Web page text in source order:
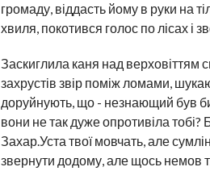
громаду, віддасть йому в руки на
хвиля, покотився голос по лісах і
Заскиглила каня над верховіттям
захрустів звір поміж ломами,
доруйнують, що - незнающий був би
вони не так дуже опротивіла
Захар.Уста твої мовчать, але
звернути додому, але щось немов